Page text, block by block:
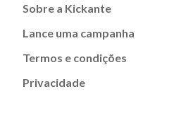
Sobre a Kickante
Lance uma campanha
Termos e condições
Privacidade